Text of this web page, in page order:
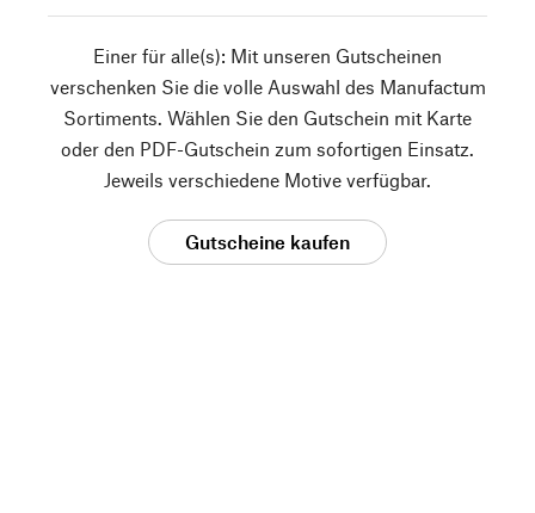
Einer für alle(s): Mit unseren Gutscheinen
verschenken Sie die volle Auswahl des Manufactum
Sortiments. Wählen Sie den Gutschein mit Karte
oder den PDF-Gutschein zum sofortigen Einsatz.
Jeweils verschiedene Motive verfügbar.
Gutscheine kaufen